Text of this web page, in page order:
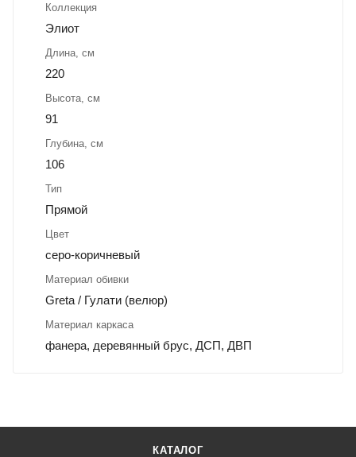
Коллекция
Элиот
Длина, см
220
Высота, см
91
Глубина, см
106
Тип
Прямой
Цвет
серо-коричневый
Материал обивки
Greta / Гулати (велюр)
Материал каркаса
фанера, деревянный брус, ДСП, ДВП
КАТАЛОГ